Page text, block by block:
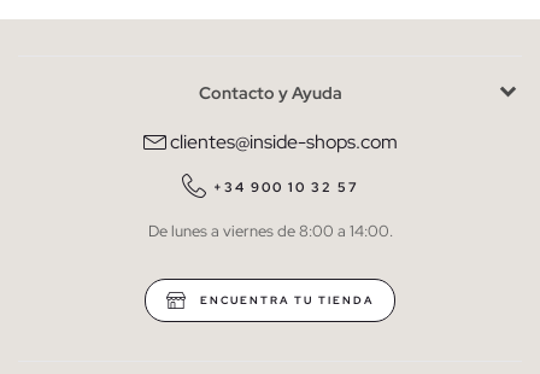
He leído y entiendo lapolítica de privacidad
QUIERO SUSCRIBIRME
* Puedes cancelar la suscripción en cualquier momento.
Contacto y Ayuda
clientes@inside-shops.com
+34 900 10 32 57
De lunes a viernes de 8:00 a 14:00.
ENCUENTRA TU TIENDA